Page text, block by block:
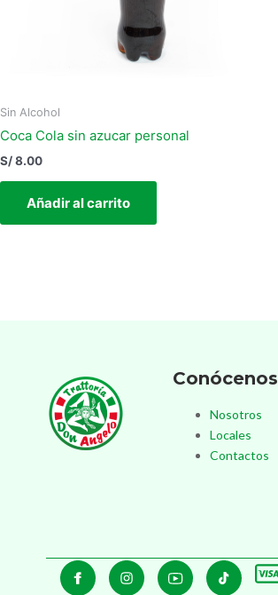
Sin Alcohol
Coca Cola sin azucar personal
S/8.00
Añadir al carrito
Conócenos
Nosotros
Locales
Contactos